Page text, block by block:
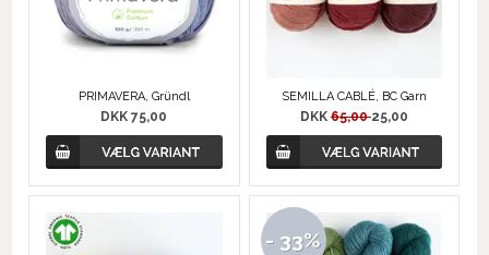
PRIMAVERA, Gründl
DKK 75,00
SEMILLA CABLÉ, BC Garn
DKK65,0025,00
- 33%